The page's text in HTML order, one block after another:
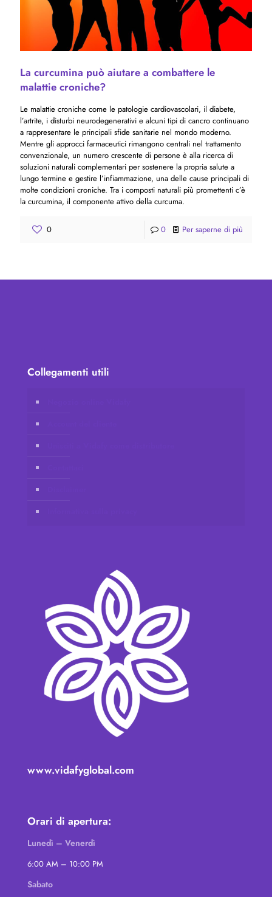
La curcumina può aiutare a combattere le
malattie croniche?
Le malattie croniche come le patologie cardiovascolari, il diabete,
l’artrite, i disturbi neurodegenerativi e alcuni tipi di cancro continuano
a rappresentare le principali sfide sanitarie nel mondo moderno.
Mentre gli approcci farmaceutici rimangono centrali nel trattamento
convenzionale, un numero crescente di persone è alla ricerca di
soluzioni naturali complementari per sostenere la propria salute a
lungo termine e gestire l’infiammazione, una delle cause principali di
molte condizioni croniche. Tra i composti naturali più promettenti c’è
la curcumina, il componente attivo della curcuma.
0 0 Per saperne di più
Collegamenti utili
www.vidafyglobal.com
Orari di apertura:
Lunedì – Venerdì
6:00 AM – 10:00 PM
Sabato